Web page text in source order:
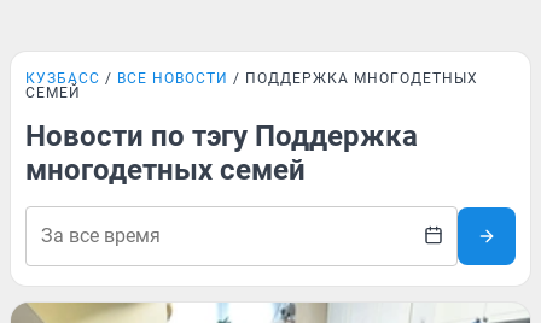
КУЗБАСС ВСЕ НОВОСТИ
ПОДДЕРЖКА МНОГОДЕТНЫХ
СЕМЕЙ
Новости по тэгу Поддержка
многодетных семей